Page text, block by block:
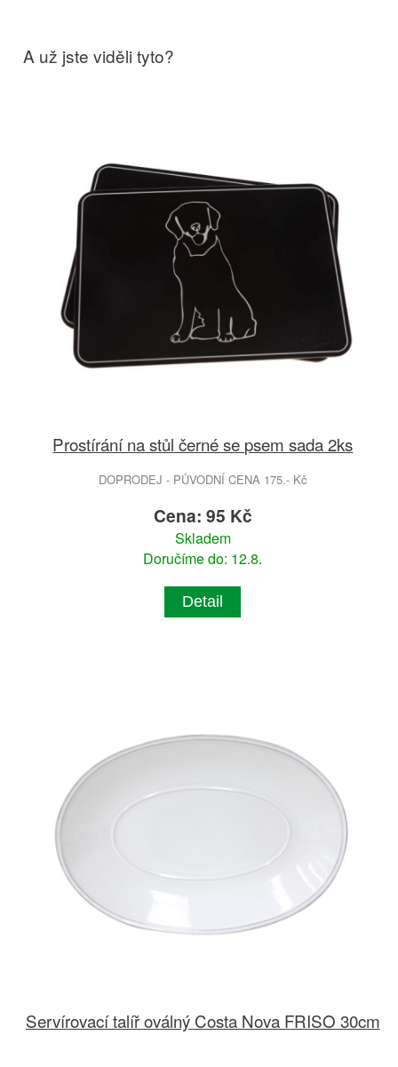
A už jste viděli tyto?
Prostírání na stůl černé se psem sada 2ks
DOPRODEJ - PŮVODNÍ CENA 175.- Kč
Cena: 95 Kč
Skladem
Doručíme do: 12.8.
Detail
Servírovací talíř oválný Costa Nova FRISO 30cm